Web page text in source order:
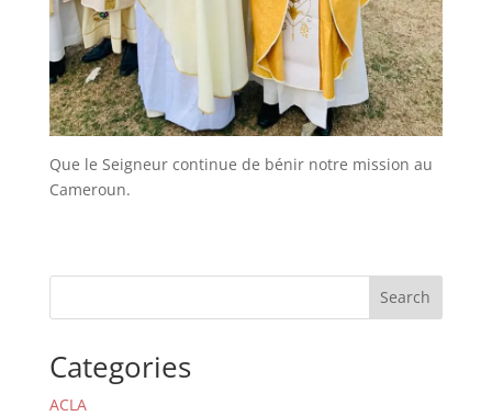
Que le Seigneur continue de bénir notre mission au
Cameroun.
Search
Categories
ACLA